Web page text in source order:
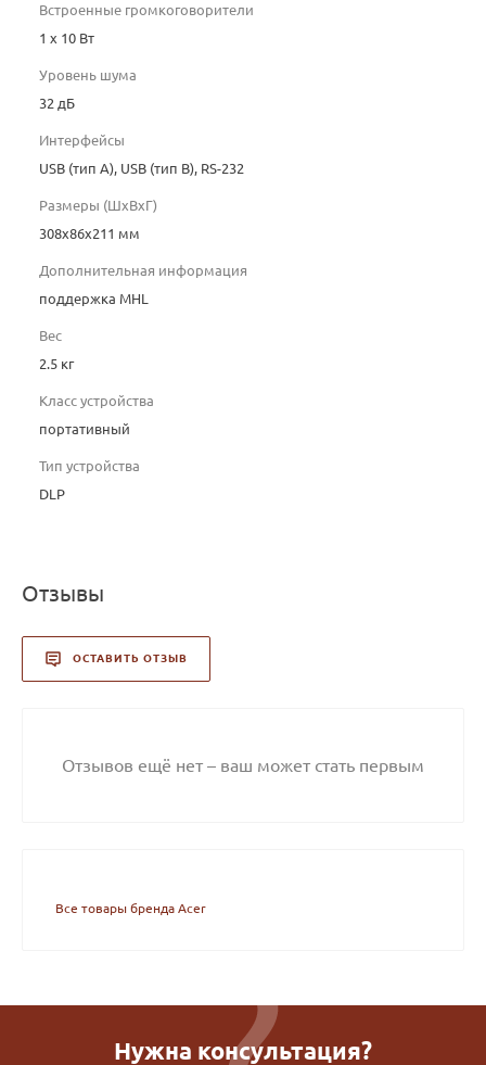
Встроенные громкоговорители
1 x 10 Вт
Уровень шума
32 дБ
Интерфейсы
USB (тип A), USB (тип B), RS-232
Размеры (ШxВxГ)
308x86x211 мм
Дополнительная информация
поддержка MHL
Вес
2.5 кг
Класс устройства
портативный
Тип устройства
DLP
Отзывы
ОСТАВИТЬ ОТЗЫВ
Отзывов ещё нет – ваш может стать первым
Все товары бренда Acer
Нужна консультация?